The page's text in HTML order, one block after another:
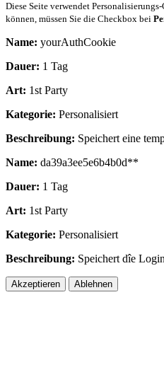
Diese Seite verwendet
können, müssen Sie die Checkbox bei
Name: yourAuthCookie
Dauer: 1 Tag
Art: 1st Party
Kategorie: Personalisiert
Beschreibung: Speichert eine
Name: da39a3ee5e6b4b0d**
Dauer: 1 Tag
Art: 1st Party
Kategorie: Personalisiert
Beschreibung: Speichert dîe
Akzeptieren Ablehnen